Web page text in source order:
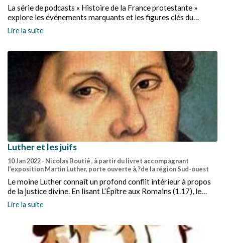
La série de podcasts « Histoire de la France protestante »
explore les événements marquants et les figures clés du
protestantisme en France. De Martin Luther à Jean Calvin, de
la Saint Barthélémy au Concordat, du Refuge à l'Œcuménisme,
d'historiens.
Lire la suite
Luther et les juifs
10 Jan 2022- Nicolas Boutié , à partir du livret accompagnant
l’exposition Martin Luther, porte ouverte à,?de la région Sud-ouest
Le moine Luther connaît un profond conflit intérieur à propos
de la justice divine. En lisant L’Épître aux Romains (1.17), le
docteur en théologie interprète différemment cette notion :
c’est Dieu qui rend juste l’Homme, indépendamment de ses
Lire la suite